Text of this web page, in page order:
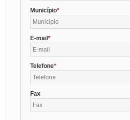
Município
E-mail
Telefone
Fax